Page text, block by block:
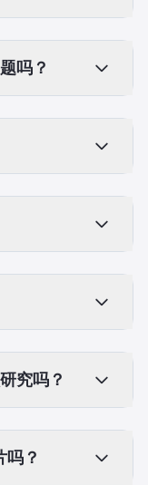
吗？
究吗？
吗？